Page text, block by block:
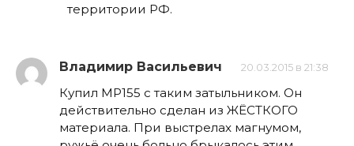
территории РФ.
Владимир Васильевич 20.03.2015 в 21:38
Купил МР155 с таким затыльником. Он
действительно сделан из ЖЁСТКОГО
материала. При выстрелах магнумом,